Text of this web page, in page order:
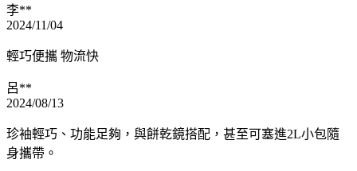
李**
2024/11/04
輕巧便攜 物流快
呂**
2024/08/13
珍袖輕巧、功能足夠，與餅乾鏡搭配，甚至可塞進2L小包隨
身攜帶。